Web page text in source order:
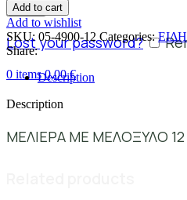
Log in
Lost your password?
0 items 0,00€
Add to cart
Add to wishlist
SKU: 05-4900-12 Categories:
Share:
Description
Description
ΜΕΛΙΕΡΑ ΜΕ ΜΕΛΟΞΥΛΟ 12